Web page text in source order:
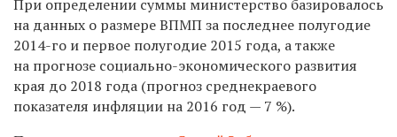
При определении суммы министерство базировалось
на данных о размере ВПМП за последнее полугодие
2014-го и первое полугодие 2015 года, а также
на прогнозе социально-экономического развития
края до 2018 года (прогноз среднекраевого
показателя инфляции на 2016 год — 7 %).